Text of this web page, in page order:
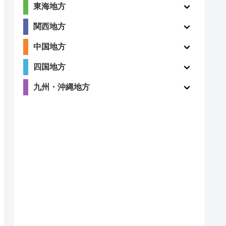
東海地方
関西地方
中国地方
四国地方
九州・沖縄地方